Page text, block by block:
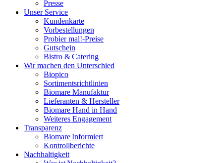
Presse
Unser Service
Kundenkarte
Vorbestellungen
Probier mal!-Preise
Gutschein
Bistro & Catering
Wir machen den Unterschied
Biopico
Sortimentsrichtlinien
Biomare Manufaktur
Lieferanten & Hersteller
Biomare Hand in Hand
Weiteres Engagement
Transparenz
Biomare Informiert
Kontrollberichte
Nachhaltigkeit